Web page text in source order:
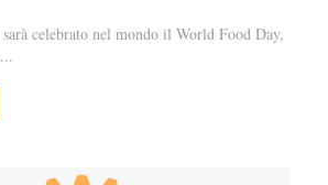
celebrato nel mondo il World Food Day,